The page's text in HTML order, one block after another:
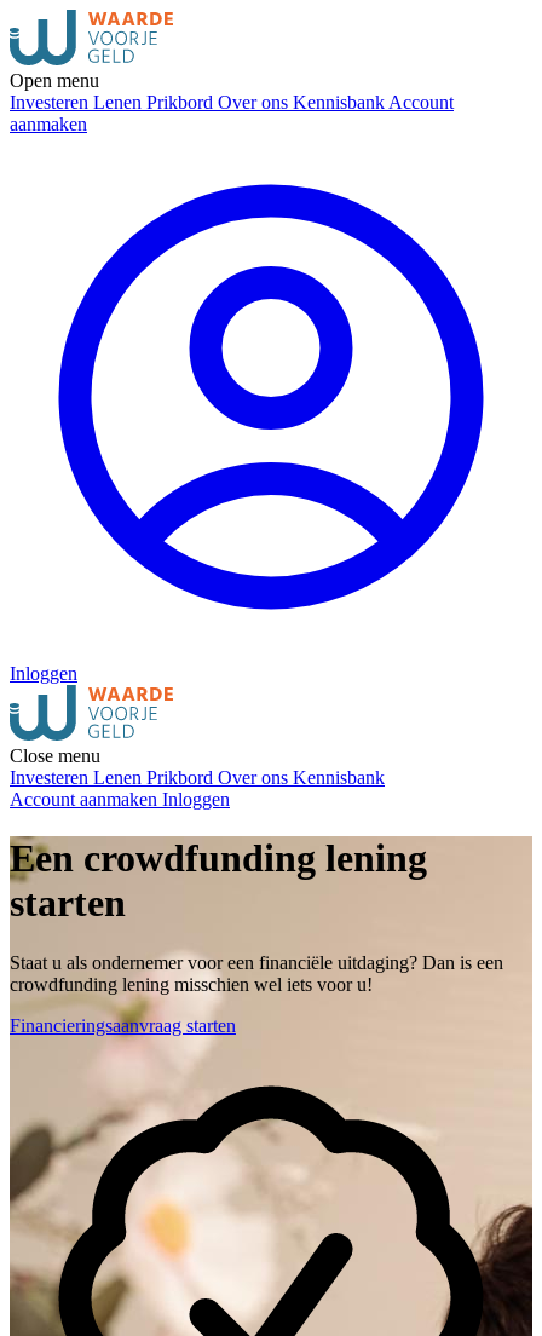
Open menu
Investeren Lenen Prikbord Over ons Kennisbank Account
aanmaken
Inloggen
Close menu
Investeren Lenen Prikbord Over ons Kennisbank
Account aanmaken Inloggen
Een crowdfunding lening
starten
Staat u als ondernemer voor een financiële uitdaging? Dan is een
crowdfunding lening misschien wel iets voor u!
Financieringsaanvraag starten